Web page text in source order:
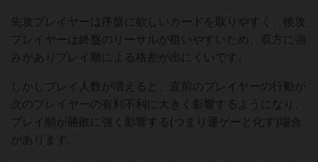
先攻プレイヤーは序盤に欲しいカードを取りやすく、後攻
プレイヤーは終盤のリーサルが狙いやすいため、双方に強
みがありプレイ順による格差が出にくいです。
しかしプレイ人数が増えると、直前のプレイヤーの行動が
次のプレイヤーの有利不利に大きく影響するようになり、
プレイ順が勝敗に強く影響する(つまり運ゲーと化す)場合
があります。